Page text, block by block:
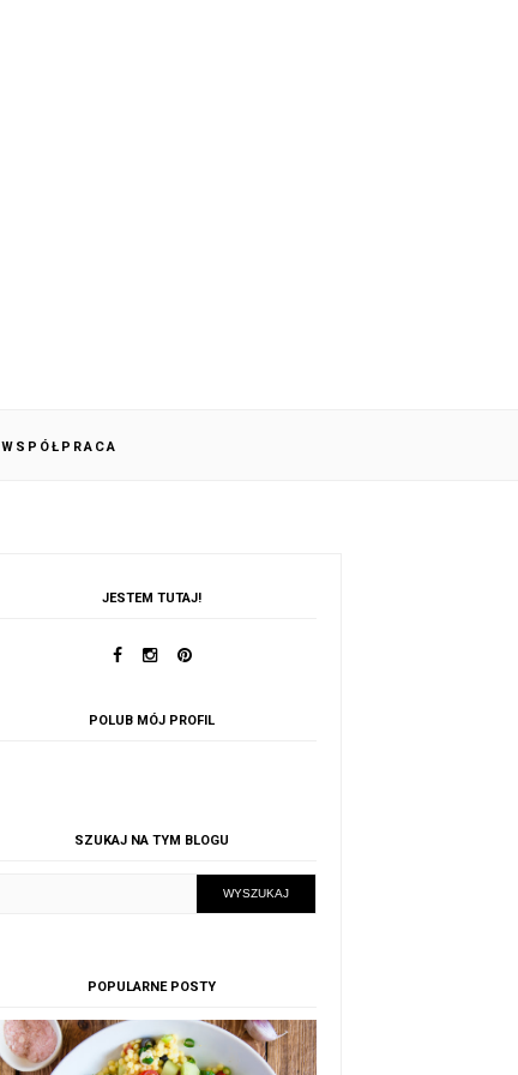
WSPÓŁPRACA
JESTEM TUTAJ!
POLUB MÓJ PROFIL
SZUKAJ NA TYM BLOGU
POPULARNE POSTY